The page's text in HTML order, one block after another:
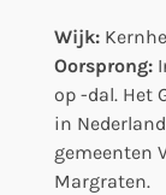
Wijk:
Oorsprong:
op -dal. Het
in
gemeenten
Margraten.